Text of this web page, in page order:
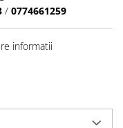
/ 0774661259
informatii